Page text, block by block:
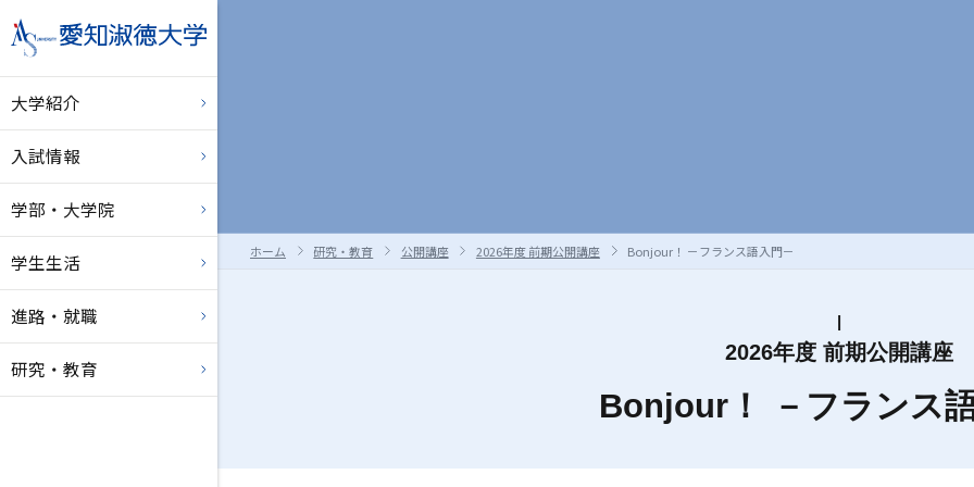
大学紹介
入試情報
学部・大学院
学生生活
進路・就職
研究・教育
ホーム 研究・教育 公開講座 2026年度 前期公開講座 Bonjour！ －フランス語入門－
2026年度 前期公開講座
Bonjour！ －フランス